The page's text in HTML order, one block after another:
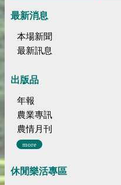
最新消息
本場新聞
最新訊息
出版品
年報
農業專訊
農情月刊
more
休閒樂活專區